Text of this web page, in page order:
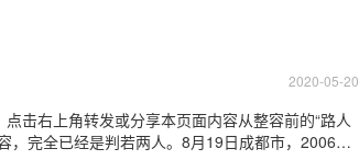
2020-05-20
击右上角转发或分享本页面内容从整容前的“路人
，完全已经是判若两人。8月19日成都市，2006年